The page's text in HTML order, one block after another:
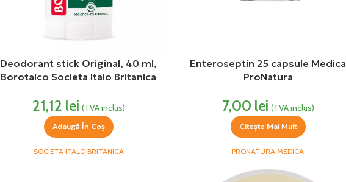
Deodorant stick Original, 40 ml,
Borotalco Societa Italo Britanica
21,12 lei (TVA inclus)
Adaugă În Coș
SOCIETA ITALO BRITANICA
Enteroseptin 25 capsule Medica
ProNatura
7,00 lei (TVA inclus)
Citește Mai Mult
PRONATURA MEDICA